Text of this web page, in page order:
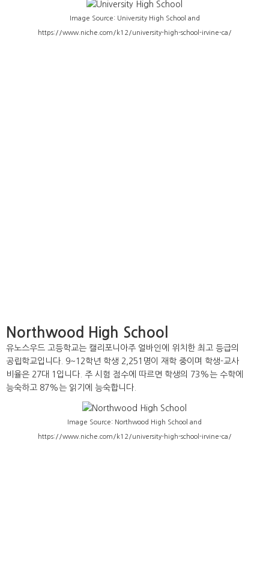
Image Source: University High School and
https://www.niche.com/k12/university-high-school-irvine-ca/
Northwood High School
유노스우드 고등학교는 캘리포니아주 얼바인에 위치한 최고 등급의
공립학교입니다. 9~12학년 학생 2,251명이 재학 중이며 학생-교사
비율은 27대 1입니다. 주 시험 점수에 따르면 학생의 73%는 수학에
능숙하고 87%는 읽기에 능숙합니다.
Image Source: Northwood High School and
https://www.niche.com/k12/university-high-school-irvine-ca/